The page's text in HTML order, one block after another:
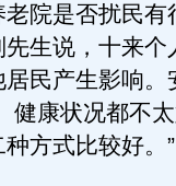
院是否扰民有
生说，十来个
民产生影响。
健康状况都不
方式比较好。”